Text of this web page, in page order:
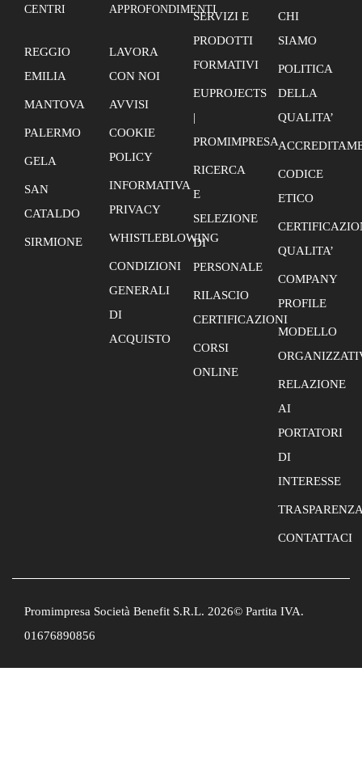
CENTRI
REGGIO
EMILIA
MANTOVA
PALERMO
GELA
SAN
CATALDO
SIRMIONE
APPROFONDIMENTI
LAVORA
CON NOI
AVVISI
COOKIE
POLICY
INFORMATIVA
PRIVACY
WHISTLEBLOWING
CONDIZIONI
GENERALI
DI
ACQUISTO
SERVIZI E
PRODOTTI
FORMATIVI
EUPROJECTS
|
PROMIMPRESA
RICERCA
E
SELEZIONE
DI
PERSONALE
RILASCIO
CERTIFICAZIONI
CORSI
ONLINE
CHI
SIAMO
POLITICA
DELLA
QUALITA’
CODICE
ETICO
QUALITA’
COMPANY
PROFILE
MODELLO
RELAZIONE
AI
PORTATORI
DI
INTERESSE
CONTATTACI
Promimpresa Società Benefit S.R.L. 2026© Partita IVA.
01676890856